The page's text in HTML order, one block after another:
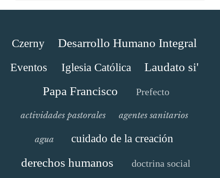
Czerny Desarrollo Humano Integral
Eventos Iglesia Católica
Laudato si'
Papa Francisco
Prefecto
actividades pastorales agentes sanitarios
agua cuidado de la creación
derechos humanos doctrina social